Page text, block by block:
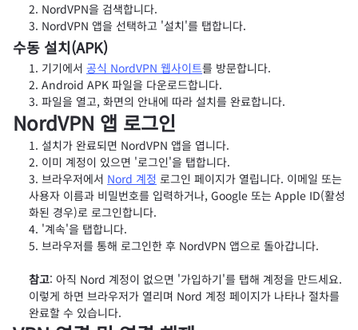
NordVPN을 검색합니다.
NordVPN 앱을 선택하고 '설치'를 탭합니다.
수동 설치(APK)
기기에서 공식 NordVPN 웹사이트를 방문합니다.
Android APK 파일을 다운로드합니다.
파일을 열고, 화면의 안내에 따라 설치를 완료합니다.
NordVPN 앱 로그인
설치가 완료되면 NordVPN 앱을 엽니다.
이미 계정이 있으면 '로그인'을 탭합니다.
브라우저에서 Nord 계정 로그인 페이지가 열립니다. 이메일 또는
사용자 이름과 비밀번호를 입력하거나, Google 또는 Apple ID(활성
화된 경우)로 로그인합니다.
'계속'을 탭합니다.
브라우저를 통해 로그인한 후 NordVPN 앱으로 돌아갑니다.
참고: 아직 Nord 계정이 없으면 '가입하기'를 탭해 계정을 만드세요.
이렇게 하면 브라우저가 열리며 Nord 계정 페이지가 나타나 절차를
완료할 수 있습니다.